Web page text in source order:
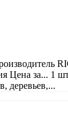
Цена за... 1
деревьев,...